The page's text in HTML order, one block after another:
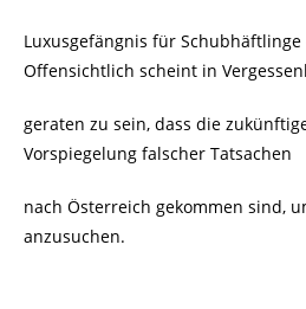
Luxusgefängnis für
Offensichtlich scheint in
geraten zu sein, dass die
Vorspiegelung falscher Tatsachen
nach Österreich gekommen sind,
anzusuchen.